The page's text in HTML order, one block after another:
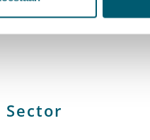
Sector